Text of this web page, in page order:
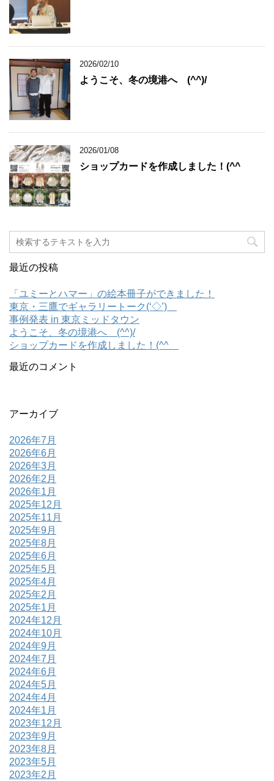
2026/02/10
ようこそ、冬の境港へ (^^)/
2026/01/08
ショップカードを作成しました！(^^ゞ
最近の投稿
「ユミーとハマー」の絵本冊子ができました！
東京・三鷹でギャラリートーク(‘◇’)ゞ
事例発表 in 東京ミッドタウン
ようこそ、冬の境港へ (^^)/
ショップカードを作成しました！(^^ゞ
最近のコメント
アーカイブ
2026年7月
2026年6月
2026年3月
2026年2月
2026年1月
2025年12月
2025年11月
2025年9月
2025年8月
2025年6月
2025年5月
2025年4月
2025年2月
2025年1月
2024年12月
2024年10月
2024年9月
2024年7月
2024年6月
2024年5月
2024年4月
2024年1月
2023年12月
2023年9月
2023年8月
2023年5月
2023年2月